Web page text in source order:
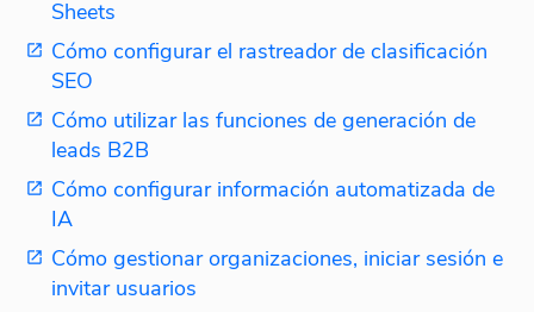
Sheets
Cómo configurar el rastreador de clasificación
SEO
Cómo utilizar las funciones de generación de
leads B2B
Cómo configurar información automatizada de
IA
Cómo gestionar organizaciones, iniciar sesión e
invitar usuarios